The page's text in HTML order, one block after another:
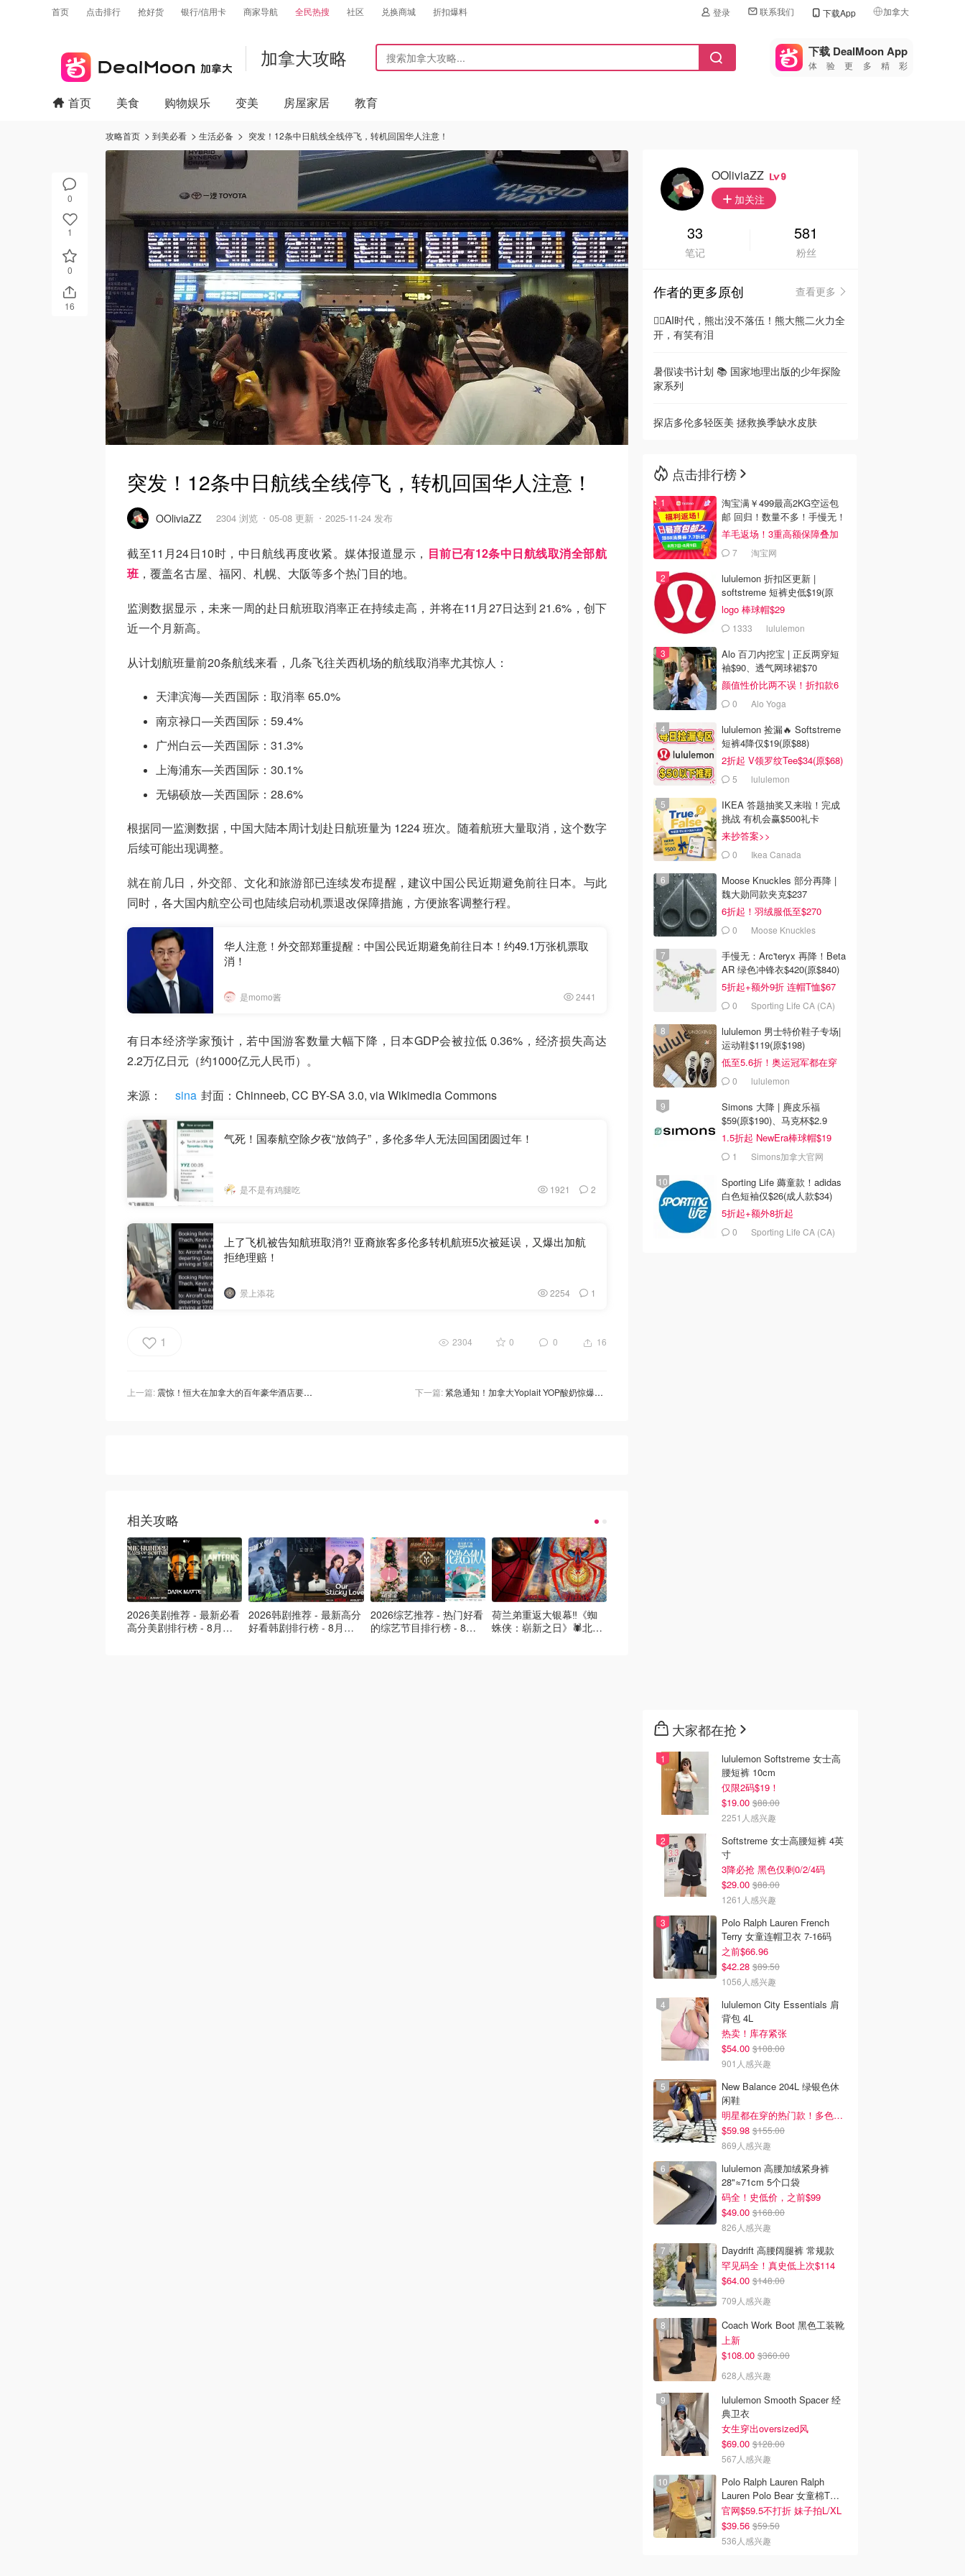
首页 点击排行 抢好货 银行/信用卡 商家导航 全民热搜 社区 兑换商城 折扣爆料 登录 联系我们 下载App 加拿大
🇺🇸
美国
🇨🇳中国
🇮🇹
🇦🇺
🇳🇿新西兰
加拿大攻略 下载 DealMoon App
体验更多精彩
0
1
0
16
首页 美食 购物娱乐 变美 房屋家居 教育
攻略首页 到美必看 生活必备 突发！12条中日航线全线停飞，转机回国华人注意！
突发！12条中日航线全线停飞，转机回国华人注意！
OOliviaZZ 2304 浏览 05-08 更新 2025-11-24 发布
截至11月24日10时，中日航线再度收紧。媒体报道显示， 目前已有12条中日航线取消全部航
班，覆盖名古屋、福冈、札幌、大阪等多个热门目的地。
监测数据显示，未来一周的赴日航班取消率正在持续走高，并将在11月27日达到 21.6%，创下
近一个月新高。
从计划航班量前20条航线来看，几条飞往关西机场的航线取消率尤其惊人：
天津滨海—关西国际：取消率 65.0%
南京禄口—关西国际：59.4%
广州白云—关西国际：31.3%
上海浦东—关西国际：30.1%
无锡硕放—关西国际：28.6%
根据同一监测数据，中国大陆本周计划赴日航班量为 1224 班次。随着航班大量取消，这个数字
后续可能出现调整。
就在前几日，外交部、文化和旅游部已连续发布提醒，建议中国公民近期避免前往日本。与此
同时，各大国内航空公司也陆续启动机票退改保障措施，方便旅客调整行程。
华人注意！外交部郑重提醒：中国公民近期避免前往日本！约49.1万张机票取
消！
是momo酱 2441
有日本经济学家预计，若中国游客数量大幅下降，日本GDP会被拉低 0.36%，经济损失高达
2.2万亿日元（约1000亿元人民币）。
来源： sina 封面：Chinneeb, CC BY-SA 3.0, via Wikimedia Commons
气死！国泰航空除夕夜“放鸽子”，多伦多华人无法回国团圆过年！
是不是有鸡腿吃 1921 2
上了飞机被告知航班取消?! 亚裔旅客多伦多转机航班5次被延误，又爆出加航
拒绝理赔！
景上添花 2254 1
1 2304 0 0 16
上一篇: 震惊！恒大在加拿大的百年豪华酒店要卖了？海外资产风暴持续升级！ 下一篇: 紧急通知！加拿大Yoplait YOP酸奶惊爆召回，或含塑料碎片！快查你家冰箱！
相关攻略
2026美剧推荐 - 最新必看
高分美剧排行榜 - 8月最
2026韩剧推荐 - 最新高分
好看韩剧排行榜 - 8月最
2026综艺推荐 - 热门好看
的综艺节目排行榜 - 8月
荷兰弟重返大银幕‼️《蜘
蛛侠：崭新之日》🕷️北美
OOliviaZZ 9
加关注
33
笔记
581
粉丝
作者的更多原创
查看更多
🦸‍♂️AI时代，熊出没不落伍！熊大熊二火力全
开，有笑有泪
暑假读书计划 📚 国家地理出版的少年探险
家系列
探店多伦多轻医美 拯救换季缺水皮肤
点击排行榜
淘宝满￥499最高2KG空运包
邮 回归！数量不多！手慢无！
羊毛返场！3重高额保障叠加
7 淘宝网
lululemon 折扣区更新 |
softstreme 短裤史低$19(原
$88)
logo 棒球帽$29
1333 lululemon
Alo 百刀内挖宝 | 正反两穿短
袖$90、透气网球裙$70
颜值性价比两不误！折扣款6
折起0 Alo Yoga
lululemon 捡漏🔥 Softstreme
短裤4降仅$19(原$88)
2折起 V领罗纹Tee$34(原$68)
5 lululemon
IKEA 答题抽奖又来啦！完成
挑战 有机会赢$500礼卡
来抄答案>>
0 Ikea Canada
Moose Knuckles 部分再降 |
魏大勋同款夹克$237
6折起！羽绒服低至$270
0 Moose Knuckles
手慢无：Arc'teryx 再降！Beta
AR 绿色冲锋衣$420(原$840)
5折起+额外9折 连帽T恤$67
0 Sporting Life CA (CA)
lululemon 男士特价鞋子专场|
运动鞋$119(原$198)
低至5.6折！奥运冠军都在穿
0 lululemon
Simons 大降 | 麂皮乐福
$59(原$190)、马克杯$2.9
1.5折起 NewEra棒球帽$19
1 Simons加拿大官网
Sporting Life 薅童款！adidas
白色短袖仅$26(成人款$34)
5折起+额外8折起
0 Sporting Life CA (CA)
大家都在抢
lululemon Softstreme 女士高
腰短裤 10cm
仅限2码$19！
$19.00 $88.00
2251人感兴趣
Softstreme 女士高腰短裤 4英
寸
3降必抢 黑色仅剩0/2/4码
$29.00 $88.00
1261人感兴趣
Polo Ralph Lauren French
Terry 女童连帽卫衣 7-16码
之前$66.96
$42.28 $89.50
1056人感兴趣
lululemon City Essentials 肩
背包 4L
热卖！库存紧张
$54.00 $108.00
901人感兴趣
New Balance 204L 绿银色休
闲鞋
明星都在穿的热门款！多色可选 3.8折
$59.98 $155.00
869人感兴趣
lululemon 高腰加绒紧身裤
28"≈71cm 5个口袋
码全！史低价，之前$99
$49.00 $168.00
826人感兴趣
Daydrift 高腰阔腿裤 常规款
罕见码全！真史低上次$114
$64.00 $148.00
709人感兴趣
Coach Work Boot 黑色工装靴
上新
$108.00 $360.00
628人感兴趣
lululemon Smooth Spacer 经
典卫衣
女生穿出oversized风
$69.00 $128.00
567人感兴趣
Polo Ralph Lauren Ralph
Lauren Polo Bear 女童棉T恤
染色 1件
官网$59.5不打折 妹子拍L/XL
$39.56 $59.50
536人感兴趣